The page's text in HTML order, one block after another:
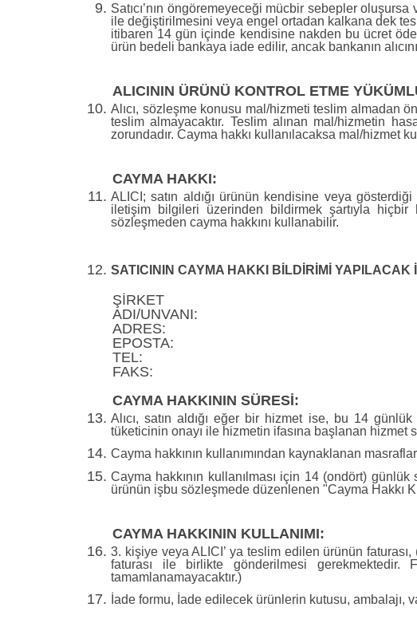
Satıcı’nın öngöremeyeceği mücbir sebepler
ile değiştirilmesini veya engel ortadan kalkana dek
itibaren 14 gün içinde kendisine nakden bu ücret
ürün bedeli bankaya iade edilir, ancak bankanın
ALICININ ÜRÜNÜ KONTROL ETME
Alıcı, sözleşme konusu mal/hizmeti teslim almadan
teslim almayacaktır. Teslim alınan mal/hizmetin
zorundadır. Cayma hakkı kullanılacaksa mal/hizmet
CAYMA HAKKI:
ALICI; satın aldığı ürünün kendisine veya
iletişim bilgileri üzerinden bildirmek şartıyla
sözleşmeden cayma hakkını kullanabilir.
SATICININ CAYMA HAKKI BİLDİRİMİ YAPILACAK
ŞİRKET
ADI/UNVANI:
ADRES:
EPOSTA:
TEL:
FAKS:
CAYMA HAKKININ SÜRESİ:
Alıcı, satın aldığı eğer bir hizmet ise, bu 14
tüketicinin onayı ile hizmetin ifasına başlanan hizmet
Cayma hakkının kullanımından kaynaklanan
Cayma hakkının kullanılması için 14 (ondört)
ürünün işbu sözleşmede düzenlenen "Cayma Hakkı
CAYMA HAKKININ KULLANIMI:
3. kişiye veya ALICI’ ya teslim edilen ürünün
faturası ile birlikte gönderilmesi gerekmektedir.
tamamlanamayacaktır.)
İade formu, İade edilecek ürünlerin kutusu, ambalajı,